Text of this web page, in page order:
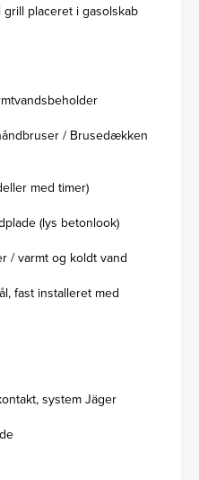
placeret i gasolskab
/ Brusedækken
med timer)
(lys betonlook)
/ varmt og koldt vand
fast installeret med
system Jäger